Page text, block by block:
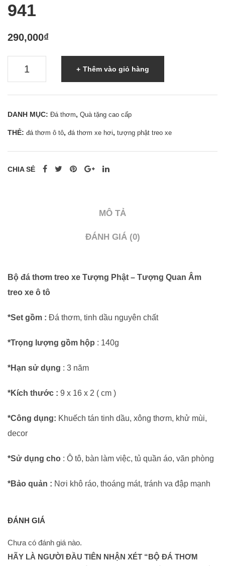
941
290,000₫
xe
Tượng
-
0962
995
0937
941
Thêm vào giỏ hàng
DANH MỤC: Đá thơm, Quà tặng cao cấp
THẺ: đá thơm ô tô, đá thơm xe hơi, tượng phật treo xe
CHIA SẺ
MÔ TẢ
ĐÁNH GIÁ (0)
Bộ đá thơm treo xe Tượng Phật – Tượng Quan Âm
treo xe ô tô
*Set gồm : Đá thơm, tinh dầu nguyên chất
*Trọng lượng gồm hộp : 140g
*Hạn sử dụng : 3 năm
*Kích thước : 9 x 16 x 2 ( cm )
*Công dụng: Khuếch tán tinh dầu, xông thơm, khử mùi,
decor
*Sử dụng cho : Ô tô, bàn làm việc, tủ quần áo, văn phòng
*Bảo quản : Nơi khô ráo, thoáng mát, tránh va đập mạnh
ĐÁNH GIÁ
Chưa có đánh giá nào.
HÃY LÀ NGƯỜI ĐẦU TIÊN NHẬN XÉT “BỘ ĐÁ THƠM